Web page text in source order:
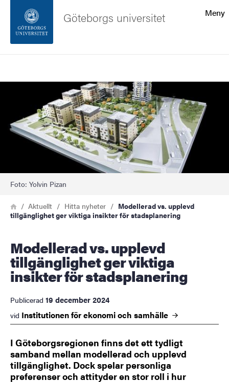
Sidfoten
Om webbplatsen
Meny
Göteborgs universitet
Bild
Foto: Yolvin Pizan
Länkstig
HemAktuellt Hitta nyheter
Modellerad vs. upplevd
tillgänglighet ger viktiga insikter för stadsplanering
Modellerad vs. upplevd
tillgänglighet ger viktiga
insikter för stadsplanering
Publicerad 19 december 2024
vid Institutionen för ekonomi och samhälle
I Göteborgsregionen finns det ett tydligt
samband mellan modellerad och upplevd
tillgänglighet. Dock spelar personliga
preferenser och attityder en stor roll i hur